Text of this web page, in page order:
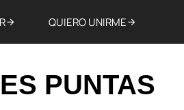
QUIERO UNIRME
PUNTAS